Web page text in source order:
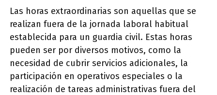
Las horas extraordinarias son aquellas que se
realizan fuera de la jornada laboral habitual
establecida para un guardia civil. Estas horas
pueden ser por diversos motivos, como la
necesidad de cubrir servicios adicionales, la
participación en operativos especiales o la
realización de tareas administrativas fuera del